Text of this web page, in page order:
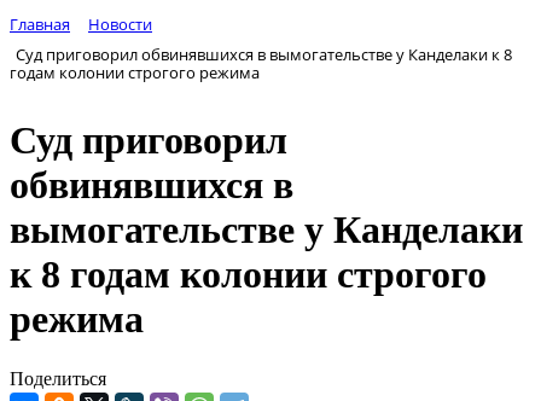
Главная
Новости
Суд приговорил обвинявшихся в вымогательстве у Канделаки к 8
годам колонии строгого режима
Суд приговорил
обвинявшихся в
вымогательстве у Канделаки
к 8 годам колонии строгого
режима
Поделиться